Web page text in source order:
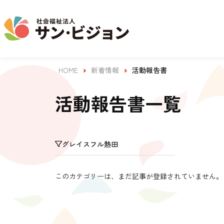
地域から探す
学童保育事業
東山公園
法人について
法人の取り組み
お問い合わせHOME 新着情報 活動報告書
活動報告書一覧
グレイスフル熱田
このカテゴリーは、まだ記事が登録されていません。